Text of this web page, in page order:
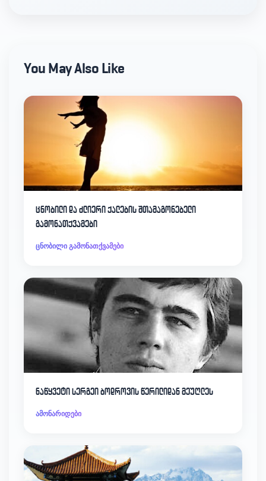
You May Also Like
ცნობილი და ძლიერი ქალების შთამაგონებელი
გამონათქვამები
ცნობილი გამონათქვამები
ნაწყვეტი სერგეი ბოდროვის წერილიდან მეუღლეს
ამონარიდები